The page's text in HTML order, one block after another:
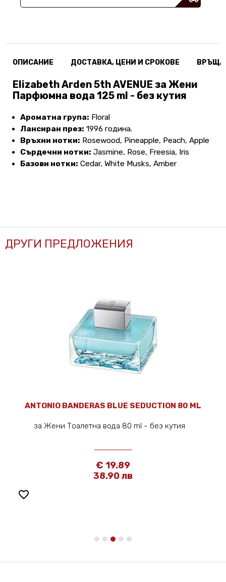
ОПИСАНИЕ ДОСТАВКА, ЦЕНИ И СРОКОВЕ
Elizabeth Arden 5th AVENUE за Жени
Парфюмна вода 125 ml - без кутия
Ароматна група: Floral
Лансиран през: 1996 година.
Връхни нотки: Rosewood, Pineapple, Peach, Apple
Сърдечни нотки: Jasmine, Rose, Freesia, Iris
Базови нотки: Cedar, White Musks, Amber
ДРУГИ ПРЕДЛОЖЕНИЯ
favorite_border
ANTONIO BANDERAS BLUE SEDUCTION 80 ML
за Жени Тоалетна вода 80 ml - без кутия
€ 19.89
38.90 лв